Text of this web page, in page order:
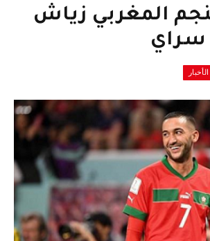
المغربي زياش
سراي